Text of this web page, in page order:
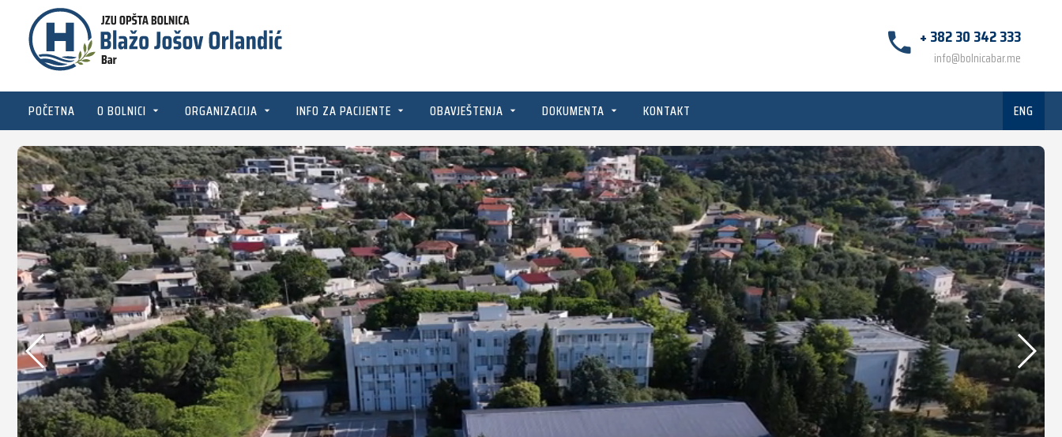
+ 382 30 342 333
info@bolnicabar.me
POČETNA O BOLNICI ORGANIZACIJA INFO ZA PACIJENTE OBAVJEŠTENJA DOKUMENTA KONTAKT ENG